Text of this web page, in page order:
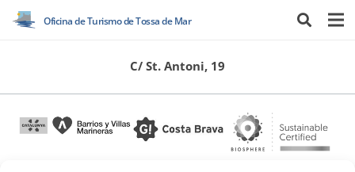
Oficina de Turismo de Tossa de Mar
C/ St. Antoni, 19